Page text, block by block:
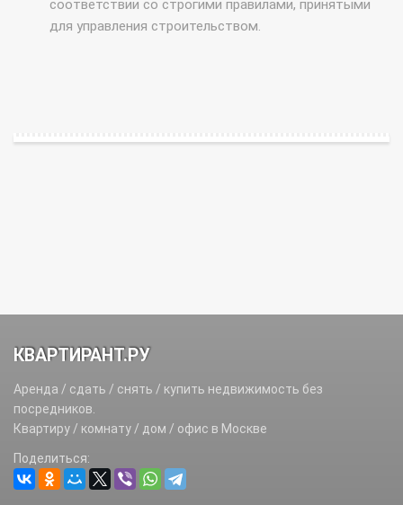
соответствии со строгими правилами, принятыми
для управления строительством.
КВАРТИРАНТ.РУ
Аренда / сдать / снять / купить недвижимость без
посредников.
Квартиру / комнату / дом / офис в Москве
Поделиться: